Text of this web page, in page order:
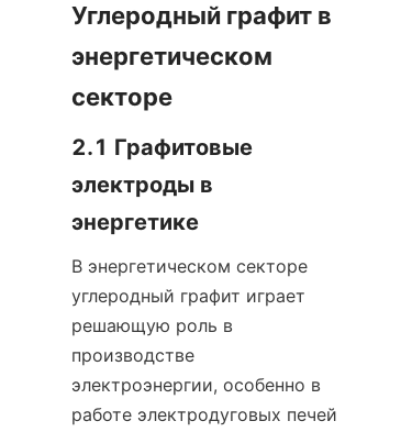
Углеродный графит в
энергетическом
секторе
2.1 Графитовые
электроды в
энергетике
В энергетическом секторе
углеродный графит играет
решающую роль в
производстве
электроэнергии, особенно в
работе электродуговых печей